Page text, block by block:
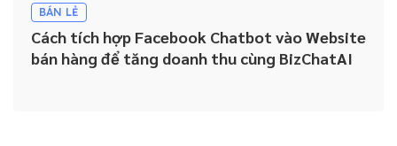
BÁN LẺ
Cách tích hợp Facebook Chatbot vào Website
bán hàng để tăng doanh thu cùng BizChatAI